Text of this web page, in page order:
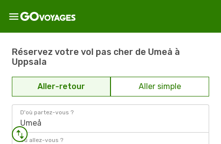
Réservez votre vol pas cher de Umeå à
Uppsala
Aller-retour Aller simple
D'où partez-vous ?
Umeå
Où allez-vous ?